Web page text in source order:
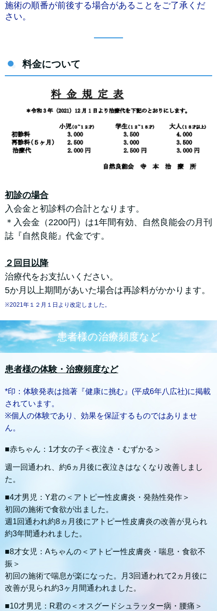
施術の順番が前後する場合があることをご了承くだ
さい。
料金について
初診の場合
入会金と初診料の合計となります。
＊入会金（2200円）は1年間有効、自然良能会の月刊
誌『自然良能』代金です。
２回目以降
治療代をお支払いください。
5か月以上期間があいた場合は再診料がかかります。
※2021年１２月１日より改定しました。
患者様の治療頻度など
患者様の体験・治療頻度など
*印：体験発表は拙著『健康に挑む』(平成6年八広社)に掲載
されています。
※個人の体験であり、効果を保証するものではありませ
ん。
■赤ちゃん：1才女の子＜夜泣き・むずかる＞
週一回通われ、約6ヵ月後に夜泣きはなくなり改善しまし
た。
■4才男児：Y君の＜アトピー性皮膚炎・発熱性発作＞
初回の施術で食欲が出ました。
週1回通われ約8ヵ月後にアトピー性皮膚炎の改善が見られ
約3年間通われました。
■8才女児：Aちゃんの＜アトピー性皮膚炎・喘息・食欲不
振＞
初回の施術で喘息が楽になった。月3回通われて2ヵ月後に
改善が見られ約3ヶ月間通われました。
■10才男児：R君の＜オスグードシュラッター病・腰痛＞